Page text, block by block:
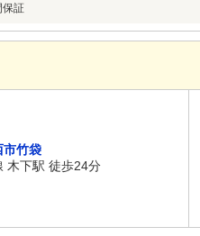
保証
市竹袋
木下駅 徒歩24分